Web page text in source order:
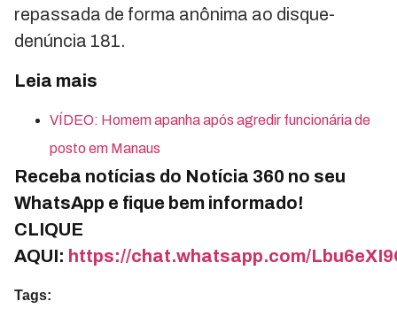
repassada de forma anônima ao disque-
denúncia 181.
Leia mais
VÍDEO: Homem apanha após agredir funcionária de
posto em Manaus
Receba notícias do Notícia 360 no seu
WhatsApp e fique bem informado!
CLIQUE
AQUI: https://chat.whatsapp.com/
Tags: